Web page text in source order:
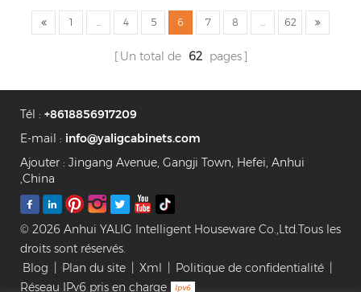
1 4 5 6 7 8 62
Un total de 62 pages
Tél : +8618856917209
E-mail : info@yaligcabinets.com
Ajouter : Jingang Avenue, Gangji Town, Hefei, Anhui
,China
© 2026 Anhui YALIG Intelligent Houseware Co.,Ltd.Tous les
droits sont réservés.
Blog
Plan du site Xml Politique de confidentialité
Réseau IPv6 pris en charge